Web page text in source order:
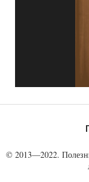
© 2013—2022.